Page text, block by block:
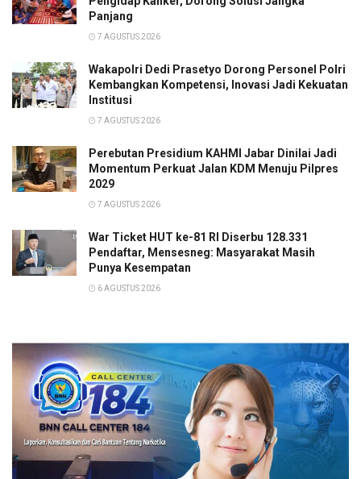
Panjang
7 AGUSTUS 2026
Wakapolri Dedi Prasetyo Dorong Personel Polri
Kembangkan Kompetensi, Inovasi Jadi Kekuatan
Institusi
7 AGUSTUS 2026
Perebutan Presidium KAHMI Jabar Dinilai Jadi
Momentum Perkuat Jalan KDM Menuju Pilpres
2029
7 AGUSTUS 2026
War Ticket HUT ke-81 RI Diserbu 128.331
Pendaftar, Mensesneg: Masyarakat Masih
Punya Kesempatan
6 AGUSTUS 2026